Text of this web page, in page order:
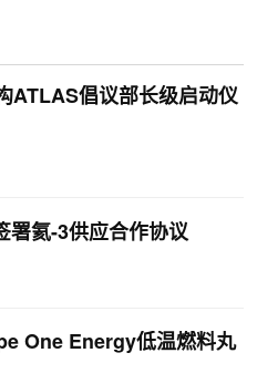
ATLAS倡议部长级启动仪
署氦-3供应合作协议
One Energy低温燃料丸